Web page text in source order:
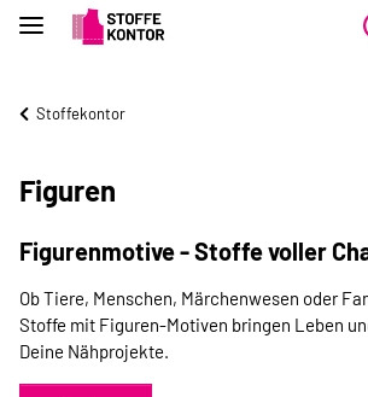
Stoffekontor
Figuren
Figurenmotive - Stoffe voller
Ob Tiere, Menschen, Märchenwesen oder
Stoffe mit Figuren-Motiven bringen Leben
Deine Nähprojekte.